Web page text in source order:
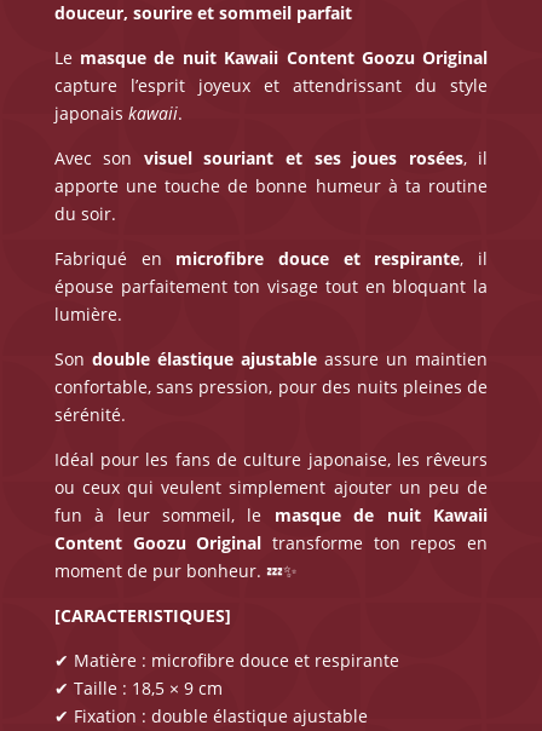
douceur, sourire et sommeil parfait
Le masque de nuit Kawaii Content Goozu Original
capture l’esprit joyeux et attendrissant du style
japonais kawaii.
Avec son visuel souriant et ses joues rosées, il
apporte une touche de bonne humeur à ta routine
du soir.
Fabriqué en microfibre douce et respirante, il
épouse parfaitement ton visage tout en bloquant la
lumière.
Son double élastique ajustable assure un maintien
confortable, sans pression, pour des nuits pleines de
sérénité.
Idéal pour les fans de culture japonaise, les rêveurs
ou ceux qui veulent simplement ajouter un peu de
fun à leur sommeil, le masque de nuit Kawaii
Content Goozu Original transforme ton repos en
moment de pur bonheur. 💤✨
[CARACTERISTIQUES]
✔ Matière : microfibre douce et respirante
✔ Taille : 18,5 × 9 cm
✔ Fixation : double élastique ajustable